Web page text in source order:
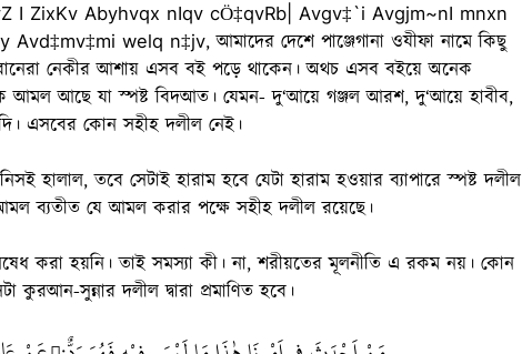
welq n‡jv, আমাদের দেশে পাঞ্জেগানা ওযীফা নামে কিছু
নেকীর আশায় এসব বই পড়ে থাকেন। অথচ এসব বইয়ে অনেক
আমল আছে যা স্পষ্ট বিদআত। যেমন- দু‘আয়ে গঞ্জল আরশ, দু‘আয়ে হাবীব,
এসবের কোন সহীহ দলীল নেই।
হালাল, তবে সেটাই হারাম হবে যেটা হারাম হওয়ার ব্যাপারে স্পষ্ট দলীল
ব্যতীত যে আমল করার পক্ষে সহীহ দলীল রয়েছে।
করা হয়নি। তাই সমস্যা কী। না, শরীয়তের মূলনীতি এ রকম নয়। কোন
সুন্নার দলীল দ্বারা প্রমাণিত হবে।